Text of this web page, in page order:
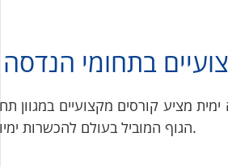
בתחומי הנדסה
מציע קורסים מקצועיים במגוון
IMarEST, הגוף המוביל בעולם להכשרות ימיות.